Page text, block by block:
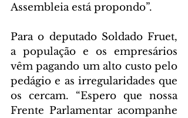
Assembleia está propondo”.
Para o deputado Soldado Fruet,
a população e os empresários
vêm pagando um alto custo pelo
pedágio e as irregularidades que
os cercam. “Espero que nossa
Frente Parlamentar acompanhe